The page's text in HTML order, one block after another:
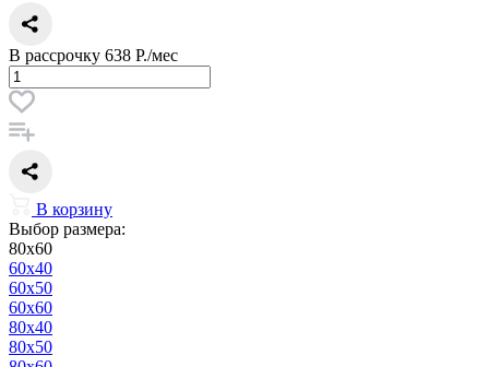
В рассрочку 638 Р./мес
В корзину
Выбор размера:
80x60
60x40
60x50
60x60
80x40
80x50